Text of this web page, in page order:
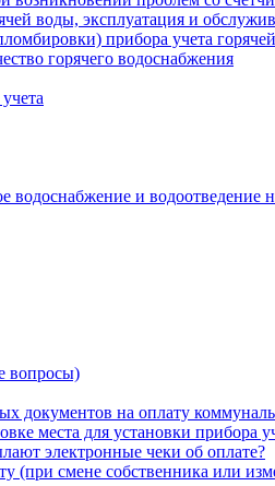
воды, эксплуатация и
прибора учета
горячего водоснабжения
водоснабжение и водоотведение
вопросы)
документов на оплату
места для установки прибора
электронные чеки об оплате?
(при смене собственника или